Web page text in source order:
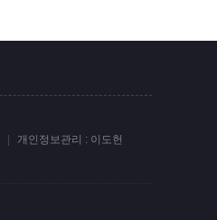
|
개인정보관리 : 이도헌